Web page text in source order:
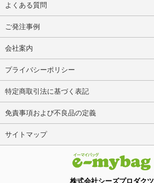
株式会社シーズプロダクツ
よくある質問
ご発注事例
会社案内
プライバシーポリシー
特定商取引法に基づく表記
免責事項および不良品の定義
サイトマップ